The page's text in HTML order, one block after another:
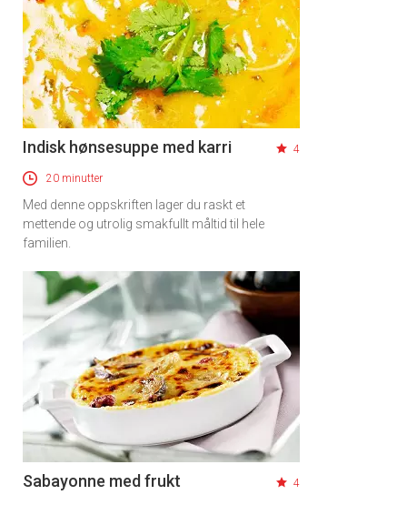
Indisk hønsesuppe med karri 4
20 minutter
Med denne oppskriften lager du raskt et
mettende og utrolig smakfullt måltid til hele
familien.
Sabayonne med frukt 4